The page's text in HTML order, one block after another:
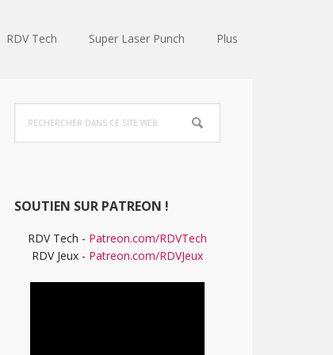
RDV Tech Super Laser Punch Plus
Barre
latérale
dans
ce
SOUTIEN SUR PATREON !
RDV Tech - Patreon.com/RDVTech
RDV Jeux - Patreon.com/RDVJeux